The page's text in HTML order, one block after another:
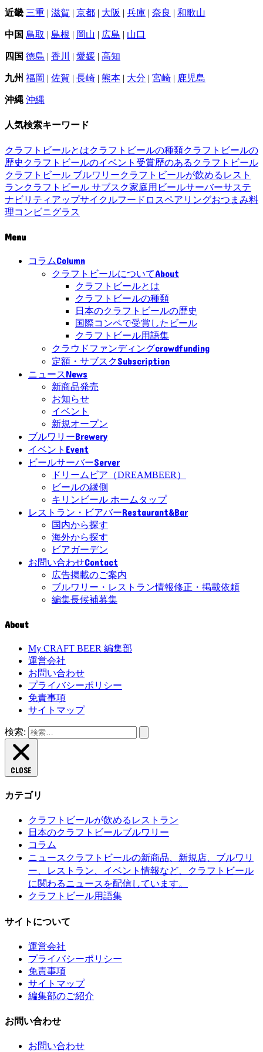
近畿 三重 | 滋賀 | 京都 | 大阪 | 兵庫 | 奈良 | 和歌山
中国 鳥取 | 島根 | 岡山 | 広島 | 山口
四国 徳島 | 香川 | 愛媛 | 高知
九州 福岡 | 佐賀 | 長崎 | 熊本 | 大分 | 宮崎 | 鹿児島
沖縄 沖縄
人気検索キーワード
クラフトビールとはクラフトビールの種類クラフトビールの
歴史 クラフトビールのイベント 受賞歴のあるクラフトビール
クラフトビール ブルワリークラフトビールが飲めるレスト
ランクラフトビール サブスク家庭用ビールサーバーサステ
ナビリティ アップサイクルフードロスペアリングおつまみ料
理コンビニグラス
Menu
コラムColumn
クラフトビールについてAbout
クラフトビールとは
クラフトビールの種類
日本のクラフトビールの歴史
国際コンペで受賞したビール
クラフトビール用語集
クラウドファンディングcrowdfunding
定額・サブスクSubscription
ニュースNews
新商品発売
お知らせ
イベント
新規オープン
ブルワリーBrewery
イベント Event
ビールサーバーServer
ドリームビア（DREAMBEER）
ビールの縁側
キリンビール ホームタップ
レストラン・ビアバーRestaurant&Bar
国内から探す
海外から探す
ビアガーデン
お問い合わせContact
広告掲載のご案内
ブルワリー・レストラン情報修正・掲載依頼
編集長候補募集
About
My CRAFT BEER 編集部
運営会社
お問い合わせ
プライバシーポリシー
免責事項
サイトマップ
検索:
CLOSE
カテゴリ
クラフトビールが飲めるレストラン
日本のクラフトビールブルワリー
コラム
ニュース クラフトビールの新商品、新規店、ブルワリ
ー、レストラン、イベント情報など、クラフトビール
に関わるニュースを配信しています。
クラフトビール用語集
サイトについて
運営会社
プライバシーポリシー
免責事項
サイトマップ
編集部のご紹介
お問い合わせ
お問い合わせ